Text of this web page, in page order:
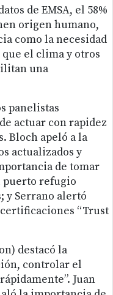
de EMSA, el 58%
origen humano,
como la necesidad
el clima y otros
una
panelistas
actuar con rapidez
Bloch apeló a la
actualizados y
de tomar
puerto refugio
y Serrano alertó
“Trust
destacó la
controlar el
Juan